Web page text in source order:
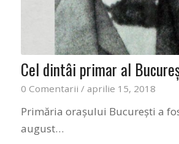
Cel dintâi primar al
0 Comentarii / aprilie 15, 2018
Primăria oraşului Bucureşti a
august…